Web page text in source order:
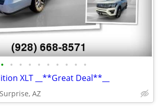
• • • • • • • • • •
XLT __**Great Deal**__
Surprise, AZ